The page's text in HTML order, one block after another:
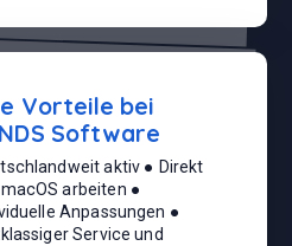
Vorteile bei
Software
aktiv ● Direkt
arbeiten ●
Anpassungen ●
Service und